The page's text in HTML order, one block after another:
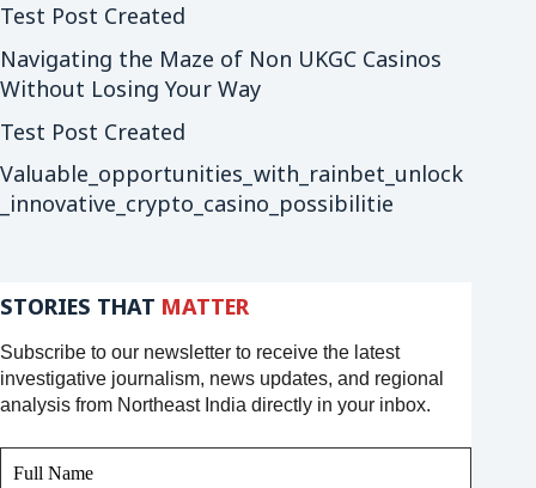
Test Post Created
Navigating the Maze of Non UKGC Casinos
Without Losing Your Way
Test Post Created
Valuable_opportunities_with_rainbet_unlock
_innovative_crypto_casino_possibilitie
STORIES THAT MATTER
Subscribe to our newsletter to receive the latest
investigative journalism, news updates, and regional
analysis from Northeast India directly in your inbox.